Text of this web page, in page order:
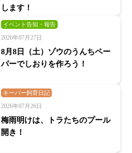
します！
イベント告知・報告
2026年07月27日
8月8日（土）ゾウのうんちペー
パーでしおりを作ろう！
キーパー飼育日記
2026年07月26日
梅雨明けは、トラたちのプール
開き！